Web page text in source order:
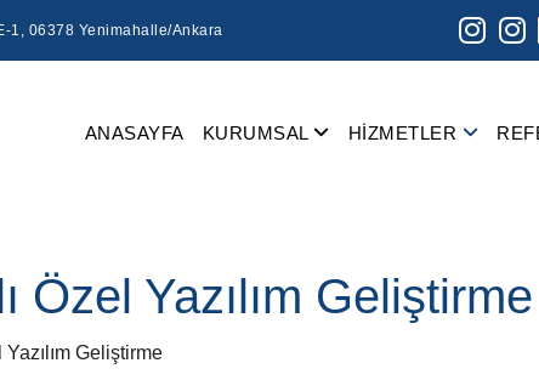
1, 06378 Yenimahalle/Ankara
ANASAYFA KURUMSAL HİZMETLER
Özel Yazılım Geliştirme
Geliştirme